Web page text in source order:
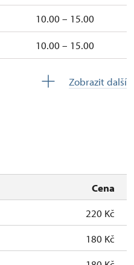
10.00 – 15.00
10.00 – 15.00
uzavřen
Zobrazit další
Cena
220 Kč
180 Kč